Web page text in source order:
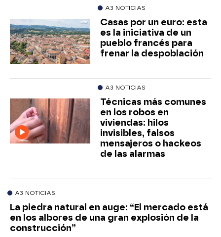
A3 NOTICIAS
Casas por un euro: esta
es la iniciativa de un
pueblo francés para
frenar la despoblación
A3 NOTICIAS
Técnicas más comunes
en los robos en
viviendas: hilos
invisibles, falsos
mensajeros o hackeos
de las alarmas
A3 NOTICIAS
La piedra natural en auge: “El mercado está
en los albores de una gran explosión de la
construcción”